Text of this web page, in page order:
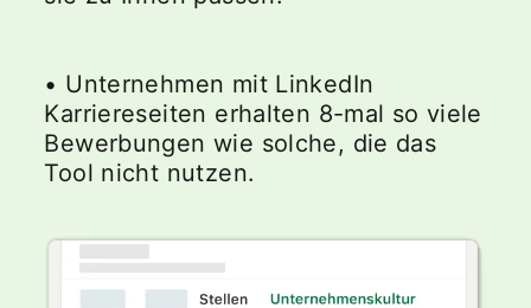
• Unternehmen mit LinkedIn
Karriereseiten erhalten 8-mal so viele
Bewerbungen wie solche, die das
Tool nicht nutzen.